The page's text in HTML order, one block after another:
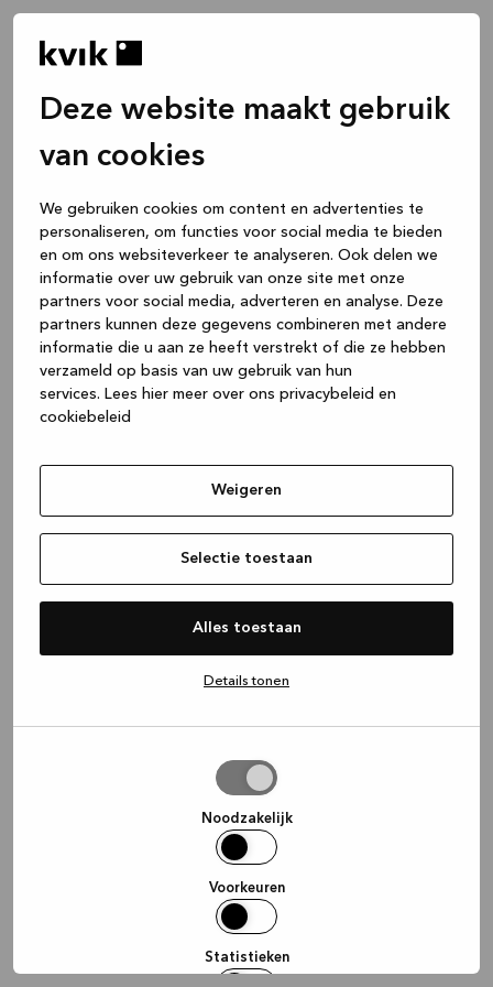
Deze website maakt gebruik
van cookies
We gebruiken cookies om content en advertenties te
personaliseren, om functies voor social media te bieden
en om ons websiteverkeer te analyseren. Ook delen we
informatie over uw gebruik van onze site met onze
partners voor social media, adverteren en analyse. Deze
partners kunnen deze gegevens combineren met andere
informatie die u aan ze heeft verstrekt of die ze hebben
verzameld op basis van uw gebruik van hun
services. Lees hier meer over ons privacybeleid en
cookiebeleid
Weigeren
Selectie toestaan
Alles toestaan
Details tonen
Noodzakelijk
Voorkeuren
Statistieken
(see the browser console for more
information).